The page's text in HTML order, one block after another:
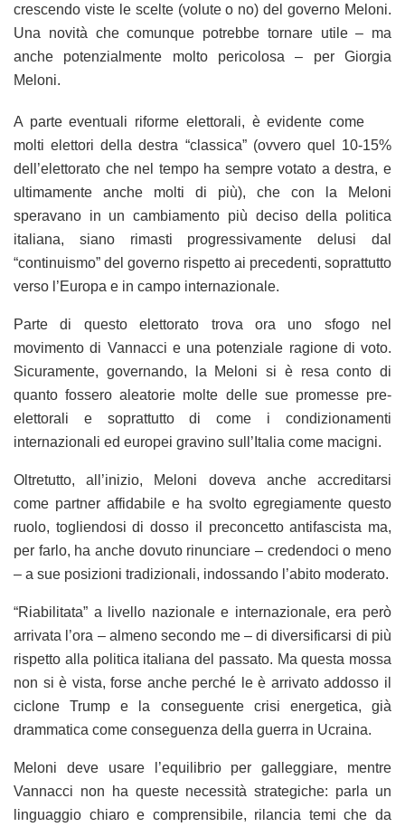
crescendo viste le scelte (volute o no) del governo Meloni.
Una novità che comunque potrebbe tornare utile – ma
anche potenzialmente molto pericolosa – per Giorgia
Meloni.
A parte eventuali riforme elettorali, è evidente come
molti elettori della destra “classica” (ovvero quel 10-15%
dell’elettorato che nel tempo ha sempre votato a destra, e
ultimamente anche molti di più), che con la Meloni
speravano in un cambiamento più deciso della politica
italiana, siano rimasti progressivamente delusi dal
“continuismo” del governo rispetto ai precedenti, soprattutto
verso l’Europa e in campo internazionale.
Parte di questo elettorato trova ora uno sfogo nel
movimento di Vannacci e una potenziale ragione di voto.
Sicuramente, governando, la Meloni si è resa conto di
quanto fossero aleatorie molte delle sue promesse pre-
elettorali e soprattutto di come i condizionamenti
internazionali ed europei gravino sull’Italia come macigni.
Oltretutto, all’inizio, Meloni doveva anche accreditarsi
come partner affidabile e ha svolto egregiamente questo
ruolo, togliendosi di dosso il preconcetto antifascista ma,
per farlo, ha anche dovuto rinunciare – credendoci o meno
– a sue posizioni tradizionali, indossando l’abito moderato.
“Riabilitata” a livello nazionale e internazionale, era però
arrivata l’ora – almeno secondo me – di diversificarsi di più
rispetto alla politica italiana del passato. Ma questa mossa
non si è vista, forse anche perché le è arrivato addosso il
ciclone Trump e la conseguente crisi energetica, già
drammatica come conseguenza della guerra in Ucraina.
Meloni deve usare l’equilibrio per galleggiare, mentre
Vannacci non ha queste necessità strategiche: parla un
linguaggio chiaro e comprensibile, rilancia temi che da